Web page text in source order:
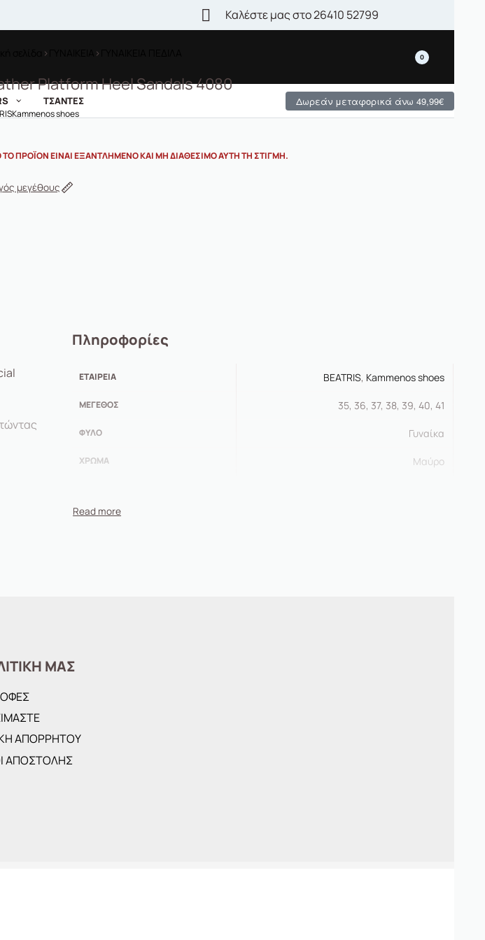
Καλέστε μας στο 26410 52799
0
ΤΣΑΝΤΕΣ Δωρεάν μεταφορικά άνω 49,99€
› ›
Platform Heel Sandals 4080
Kammenos shoes
ΤΟ ΠΡΟΪΌΝ ΕΊΝΑΙ ΕΞΑΝΤΛΗΜΈΝΟ ΚΑΙ ΜΗ ΔΙΑΘΈΣΙΜΟ ΑΥΤΉ ΤΗ ΣΤΙΓΜΉ.
μεγέθους
Πληροφορίες
ΕΤΑΙΡΕΊΑ BEATRIS, Kammenos shoes
ΜΈΓΕΘΟΣ 35, 36, 37, 38, 39, 40, 41
ΦΎΛΟ Γυναίκα
ΧΡΏΜΑ Μαύρο
ΜΑΣ
ΑΠΟΡΡΗΤΟΥ
ΑΠΟΣΤΟΛΗΣ